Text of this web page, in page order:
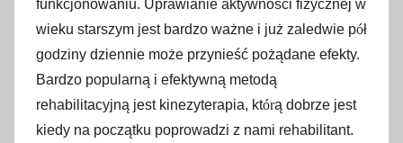
funkcjonowaniu. Uprawianie aktywności fizycznej w
wieku starszym jest bardzo ważne i już zaledwie pół
godziny dziennie może przynieść pożądane efekty.
Bardzo popularną i efektywną metodą
rehabilitacyjną jest kinezyterapia, którą dobrze jest
kiedy na początku poprowadzi z nami rehabilitant.